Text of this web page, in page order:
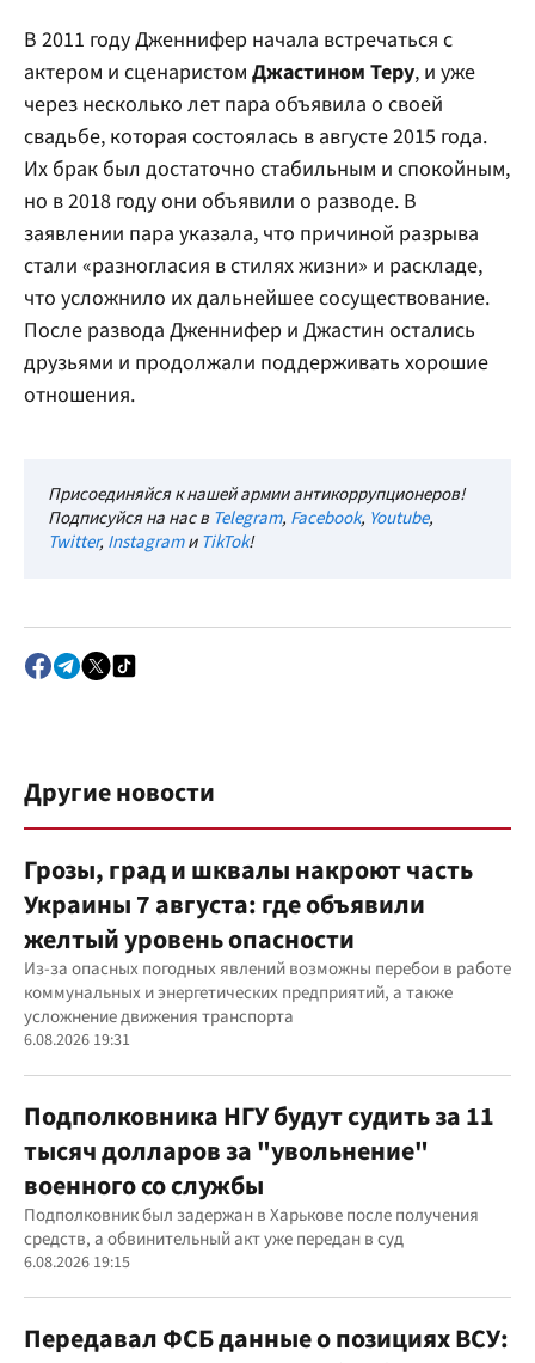
В 2011 году Дженнифер начала встречаться с
актером и сценаристом Джастином Теру, и уже
через несколько лет пара объявила о своей
свадьбе, которая состоялась в августе 2015 года.
Их брак был достаточно стабильным и спокойным,
но в 2018 году они объявили о разводе. В
заявлении пара указала, что причиной разрыва
стали «разногласия в стилях жизни» и раскладе,
что усложнило их дальнейшее сосуществование.
После развода Дженнифер и Джастин остались
друзьями и продолжали поддерживать хорошие
отношения.
Присоединяйся к нашей армии антикоррупционеров!
Подписуйся на нас в Telegram, Facebook, Youtube,
Twitter, InstagramиTikTok!
Другие новости
Грозы, град и шквалы накроют часть
Украины 7 августа: где объявили
желтый уровень опасности
Из-за опасных погодных явлений возможны перебои в работе
коммунальных и энергетических предприятий, а также
усложнение движения транспорта
6.08.2026 19:31
Подполковника НГУ будут судить за 11
тысяч долларов за "увольнение"
военного со службы
Подполковник был задержан в Харькове после получения
средств, а обвинительный акт уже передан в суд
6.08.2026 19:15
Передавал ФСБ данные о позициях ВСУ: